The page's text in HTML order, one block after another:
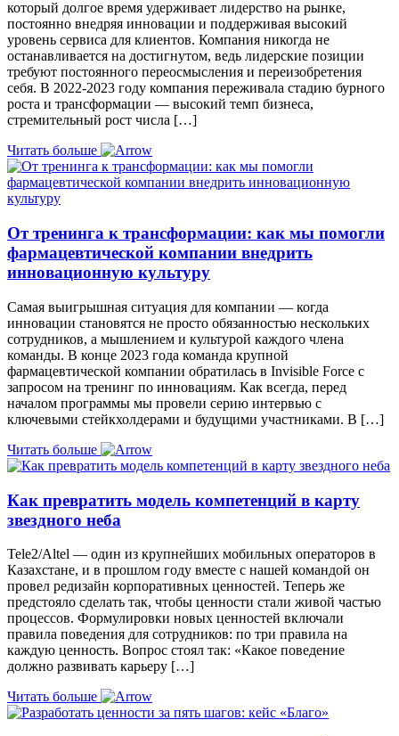
который долгое время удерживает лидерство на рынке,
постоянно внедряя инновации и поддерживая высокий
уровень сервиса для клиентов. Компания никогда не
останавливается на достигнутом, ведь лидерские позиции
требуют постоянного переосмысления и переизобретения
себя. В 2022-2023 году компания переживала стадию бурного
роста и трансформации — высокий темп бизнеса,
стремительный рост числа […]
Читать больше
От тренинга к трансформации: как мы помогли
фармацевтической компании внедрить
инновационную культуру
Самая выигрышная ситуация для компании — когда
инновации становятся не просто обязанностью нескольких
сотрудников, а мышлением и культурой каждого члена
команды. В конце 2023 года команда крупной
фармацевтической компании обратилась в Invisible Force с
запросом на тренинг по инновациям. Как всегда, перед
началом программы мы провели серию интервью с
ключевыми стейкхолдерами и будущими участниками. В […]
Читать больше
Как превратить модель компетенций в карту
звездного неба
Tele2/Altel — один из крупнейших мобильных операторов в
Казахстане, и в прошлом году вместе с нашей командой он
провел редизайн корпоративных ценностей. Теперь же
предстояло сделать так, чтобы ценности стали живой частью
процессов. Формулировки новых ценностей включали
правила поведения для сотрудников: по три правила на
каждую ценность. Вопрос стоял так: «Какое поведение
должно развивать карьеру […]
Читать больше